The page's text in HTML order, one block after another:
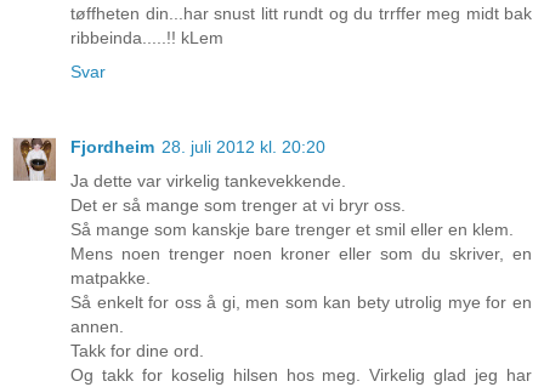
tøffheten din...har snust litt rundt og du trrffer meg midt bak
ribbeinda.....!! kLem
Svar
Fjordheim 28. juli 2012 kl. 20:20
Ja dette var virkelig tankevekkende.
Det er så mange som trenger at vi bryr oss.
Så mange som kanskje bare trenger et smil eller en klem.
Mens noen trenger noen kroner eller som du skriver, en
matpakke.
Så enkelt for oss å gi, men som kan bety utrolig mye for en
annen.
Takk for dine ord.
Og takk for koselig hilsen hos meg. Virkelig glad jeg har